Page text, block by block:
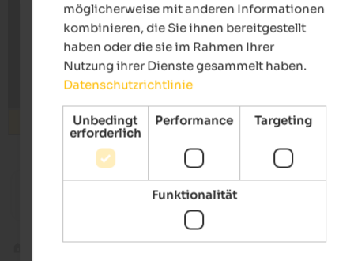
ab 205 €
LANERHOF Relax & Active Retreat
Spa-Hotel | St. Lorenzen am Kronplatz
möglicherweise mit anderen Informationen
kombinieren, die Sie ihnen bereitgestellt
haben oder die sie im Rahmen Ihrer
Nutzung ihrer Dienste gesammelt haben.
Datenschutzrichtlinie
Unbedingt
erforderlich
Performance Targeting
Funktionalität